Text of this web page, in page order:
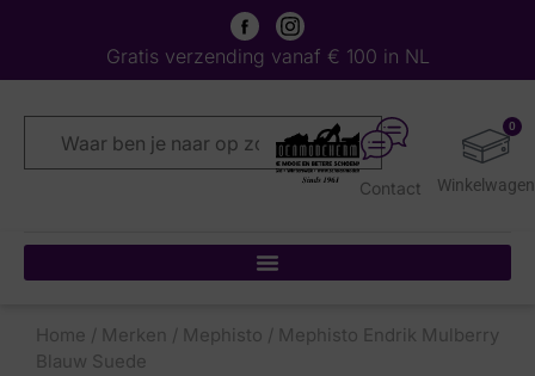
Gratis verzending vanaf € 100 in NL
0
Contact
Home / Merken / Mephisto / Mephisto Endrik Mulberry
Blauw Suede